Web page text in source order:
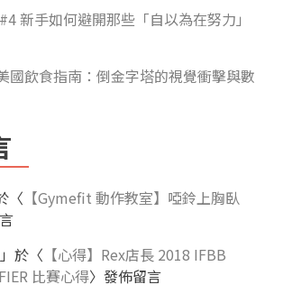
新手如何避開那些「自以為在努力」
國飲食指南：倒金字塔的視覺衝擊與數
〈 【Gymefit 動作教室】啞鈴上胸臥
」於〈 【心得】Rex店長 2018 IFBB
比賽心得〉發佈留言